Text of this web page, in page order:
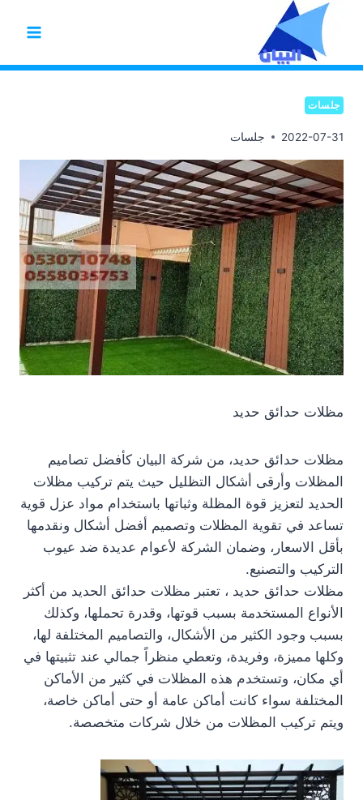
التجاوز
المحتوى
جلسات
2022-07-31 جلسات
مظلات حدائق حديد
مظلات حدائق حديد، من شركة البيان كأفضل تصاميم
المظلات وأرقى أشكال التظليل حيث يتم تركيب مظلات
الحديد لتعزيز قوة المظلة وثباتها باستخدام مواد عزل قوية
تساعد في تقوية المظلات وتصميم أفضل أشكال ونقدمها
بأقل الاسعار، وضمان الشركة لأعوام عديدة ضد عيوب
التركيب والتصنيع.
مظلات حدائق حديد ، تعتبر مظلات حدائق الحديد من أكثر
الأنواع المستخدمة بسبب قوتها، وقدرة تحملها، وكذلك
بسبب وجود الكثير من الأشكال، والتصاميم المختلفة لها،
وكلها مميزة، وفريدة، وتعطي منظراً جمالي عند تثبيتها في
أي مكان، وتستخدم هذه المظلات في كثير من الأماكن
المختلفة سواء كانت أماكن عامة أو حتى أماكن خاصة،
ويتم تركيب المظلات من خلال شركات متخصصة.